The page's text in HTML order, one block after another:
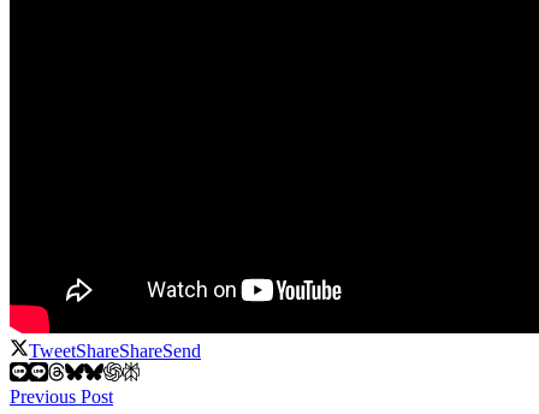
TweetShareShareSend
Previous Post